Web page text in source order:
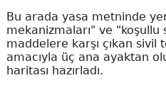
Bu arada yasa metninde
mekanizmaları" ve "koşullu
maddelere karşı çıkan
amacıyla üç ana ayaktan
haritası hazırladı.